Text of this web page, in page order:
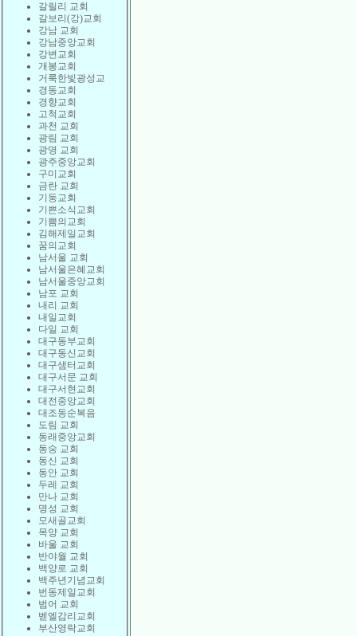
갈릴리 교회
갈보리(강)교회
강남 교회
강남중앙교회
강변교회
개봉교회
거룩한빛광성교
경동교회
경향교회
고척교회
과천 교회
광림 교회
광명 교회
광주중앙교회
구미교회
금란 교회
기둥교회
기쁜소식교회
기쁨의교회
김해제일교회
꿈의교회
남서울 교회
남서울은혜교회
남서울중앙교회
남포 교회
내리 교회
내일교회
다일 교회
대구동부교회
대구동신교회
대구샘터교회
대구서문 교회
대구서현교회
대전중앙교회
대조동순복음
도림 교회
동래중앙교회
동숭 교회
동신 교회
동안 교회
두레 교회
만나 교회
명성 교회
모새골교회
목양 교회
바울 교회
반야월 교회
백양로 교회
백주년기념교회
번동제일교회
범어 교회
벧엘감리교회
부산영락교회